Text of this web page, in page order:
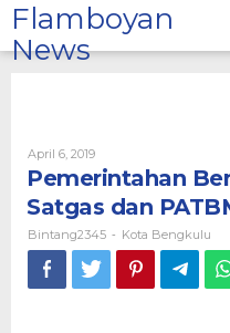
Lewati
ke
konten
Flamboyan
News
April 6, 2019Oleh
Bintang2345
Pemerintahan
Satgas dan
Bintang2345 - Kota Bengkulu